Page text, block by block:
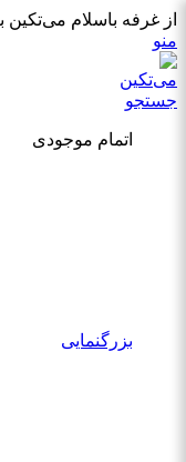
از غرفه باسلام می‌تکین
منو
جستجو
اتمام موجودی
بزرگنمایی